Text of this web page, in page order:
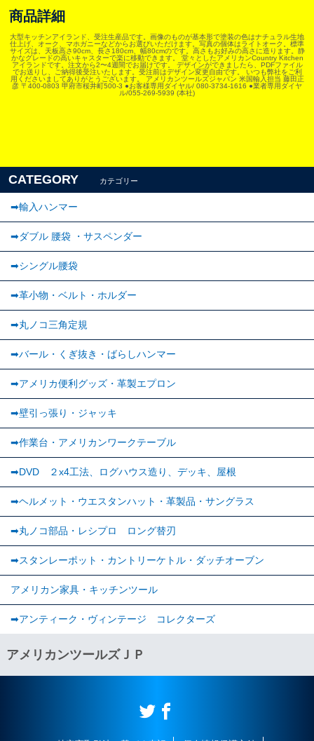
商品詳細
大型キッチンアイランド、受注生産品です。画像のものが基本形で塗装の色はナチュラル生地
仕上げ、オーク、マホガニーなどからお選びいただけます。写真の個体はライトオーク。標準
サイズは、天板高さ90cm、長さ180cm、幅80cmのです。高さもお好みの高さに造ります。静
かなグレードの高いキャスターで楽に移動できます。 堂々としたアメリカンCountry Kitchen
アイランドです。注文から2〜4週間でお届けです。 デザインができましたら、PDFファイル
でお送りし、ご納得後受注いたします。受注前はデザイン変更自由です。 いつも弊社をご利
用くださいましてありがとうございます。 アメリカンツールズジャパン 米国輸入担当 藤田正
彦 〒400-0803 甲府市桜井町500-3 ●お客様専用ダイヤル/ 080-3734-1616 ●業者専用ダイヤ
ル/055-269-5939 (本社)
CATEGORY カテゴリー
➡輸入ハンマー
➡ダブル 腰袋 ・サスペンダー
➡︎シングル腰袋
➡︎革小物・ベルト・ホルダー
➡丸ノコ三角定規
➡バール・くぎ抜き・ばらしハンマー
➡アメリカ便利グッズ・革製エプロン
➡壁引っ張り・ジャッキ
➡作業台・アメリカンワークテーブル
➡DVD ２x4工法、ログハウス造り、デッキ、屋根
➡ヘルメット・ウエスタンハット・革製品・サングラス
➡丸ノコ部品・レシプロ ロング替刃
➡スタンレーポット・カントリーケトル・ダッチオーブン
アメリカン家具・キッチンツール
➡︎アンティーク・ヴィンテージ コレクターズ
アメリカンツールズＪＰ